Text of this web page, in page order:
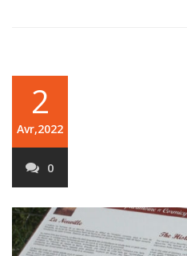
2
Avr,2022
0